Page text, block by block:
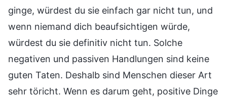
ginge, würdest du sie einfach gar nicht tun, und
wenn niemand dich beaufsichtigen würde,
würdest du sie definitiv nicht tun. Solche
negativen und passiven Handlungen sind keine
guten Taten. Deshalb sind Menschen dieser Art
sehr töricht. Wenn es darum geht, positive Dinge